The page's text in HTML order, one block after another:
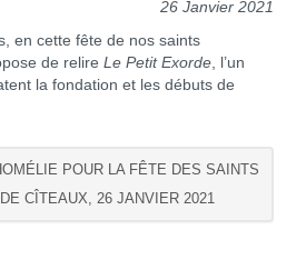
26 Janvier 2021
en cette fête de nos saints
de relire Le Petit Exorde, l’un
la fondation et les débuts de
POUR LA FÊTE DES SAINTS
CÎTEAUX, 26 JANVIER 2021